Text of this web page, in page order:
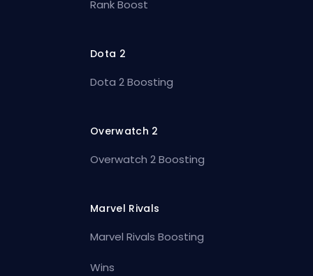
Rank Boost
Dota 2
Dota 2 Boosting
Overwatch 2
Overwatch 2 Boosting
Marvel Rivals
Marvel Rivals Boosting
Wins